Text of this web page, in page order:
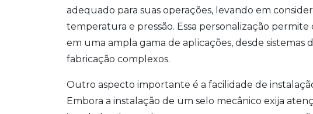
adequado para suas operações, levando em
temperatura e pressão. Essa personalização
em uma ampla gama de aplicações, desde sistemas
fabricação complexos.
Outro aspecto importante é a facilidade de
Embora a instalação de um selo mecânico exija